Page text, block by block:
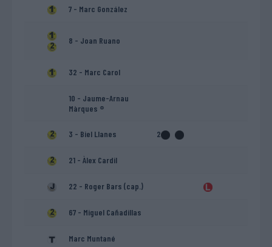
7 - Marc González
8 - Joan Ruano
32 - Marc Carol
10 - Jaume-Arnau
Màrques ®
3 - Biel Llanes 2
21 - Àlex Cardil
22 - Roger Bars (cap.)
67 - Miguel Cañadillas
Marc Muntané